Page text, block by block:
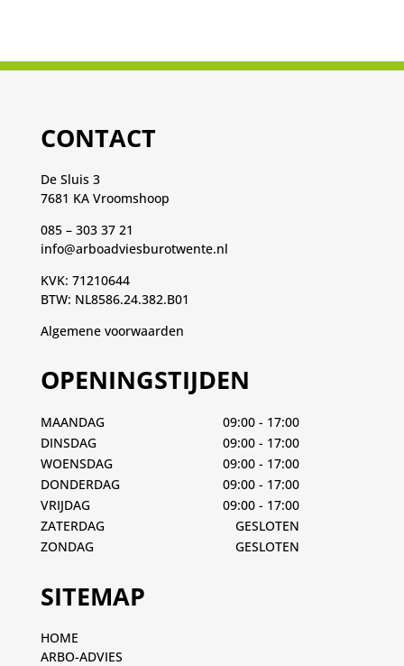
CONTACT
De Sluis 3
7681 KA Vroomshoop
085 – 303 37 21
info@arboadviesburotwente.nl
KVK: 71210644
BTW: NL8586.24.382.B01
Algemene voorwaarden
OPENINGSTIJDEN
MAANDAG
09:00 - 17:00
DINSDAG
09:00 - 17:00
WOENSDAG
09:00 - 17:00
DONDERDAG
09:00 - 17:00
VRIJDAG
09:00 - 17:00
ZATERDAG
GESLOTEN
ZONDAG
GESLOTEN
SITEMAP
HOME
ARBO-ADVIES